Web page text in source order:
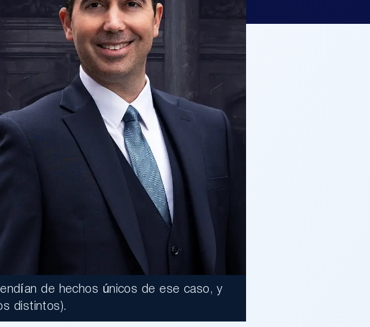
de hechos únicos de ese caso, y
distintos).